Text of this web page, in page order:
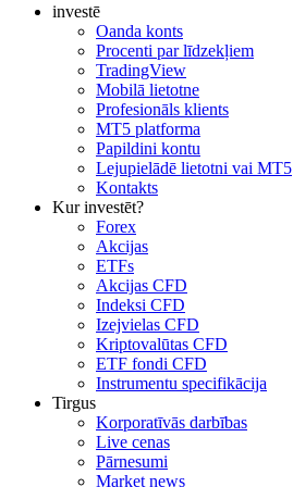
investē
Oanda konts
Procenti par līdzekļiem
TradingView
Mobilā lietotne
Profesionāls klients
MT5 platforma
Papildini kontu
Lejupielādē lietotni vai MT5
Kontakts
Kur investēt?
Forex
Akcijas
ETFs
Akcijas CFD
Indeksi CFD
Izejvielas CFD
Kriptovalūtas CFD
ETF fondi CFD
Instrumentu specifikācija
Tirgus
Korporatīvās darbības
Live cenas
Pārnesumi
Market news